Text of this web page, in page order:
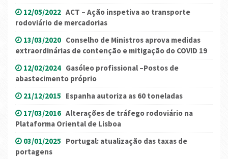
12/05/2022 ACT – Ação inspetiva ao transporte
rodoviário de mercadorias
13/03/2020 Conselho de Ministros aprova medidas
extraordinárias de contenção e mitigação do COVID 19
12/02/2024 Gasóleo profissional –Postos de
abastecimento próprio
21/12/2015 Espanha autoriza as 60 toneladas
17/03/2016 Alterações de tráfego rodoviário na
Plataforma Oriental de Lisboa
03/01/2025 Portugal: atualização das taxas de
portagens